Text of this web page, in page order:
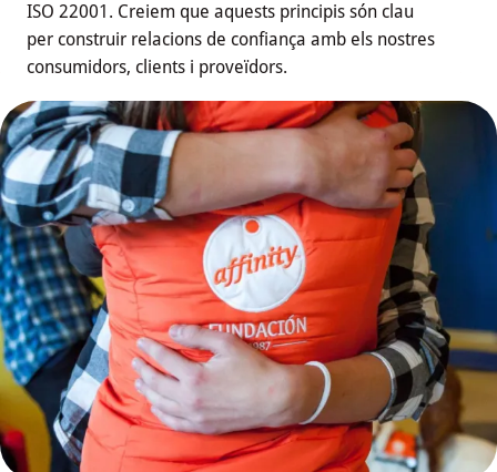
ISO 22001. Creiem que aquests principis són clau
per construir relacions de confiança amb els nostres
consumidors, clients i proveïdors.
Descarregar Política Integrada